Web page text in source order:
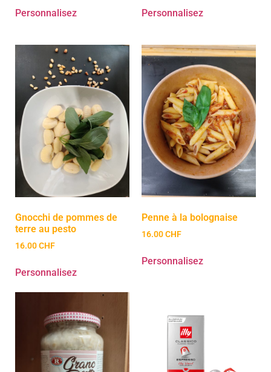
Personnalisez Personnalisez
Gnocchi de pommes de
terre au pesto
16.00CHF
Personnalisez
Penne à la bolognaise
16.00CHF
Personnalisez